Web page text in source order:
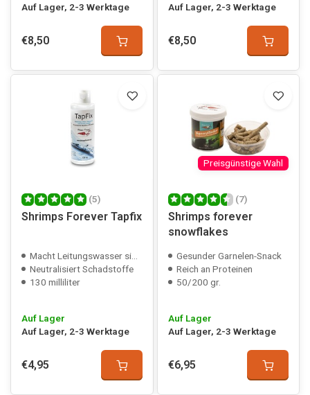
Auf Lager, 2-3 Werktage
€8,50
Auf Lager, 2-3 Werktage
€8,50
(5)
Shrimps Forever Tapfix
Macht Leitungswasser sicher
Neutralisiert Schadstoffe
130 milliliter
Auf Lager
Auf Lager, 2-3 Werktage
€4,95
Preisgünstige Wahl
(7)
Shrimps forever
snowflakes
Gesunder Garnelen-Snack
Reich an Proteinen
50/200 gr.
Auf Lager
Auf Lager, 2-3 Werktage
€6,95